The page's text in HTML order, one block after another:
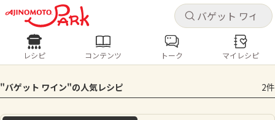
キャ
ログインするとレシピを保存できます
ログイン
キャ
レシピ コンテンツ
人気の食材・レシピ
レシピ コンテンツ トーク マイレシピ
"バゲット ワイン"の人気レシピ 2件